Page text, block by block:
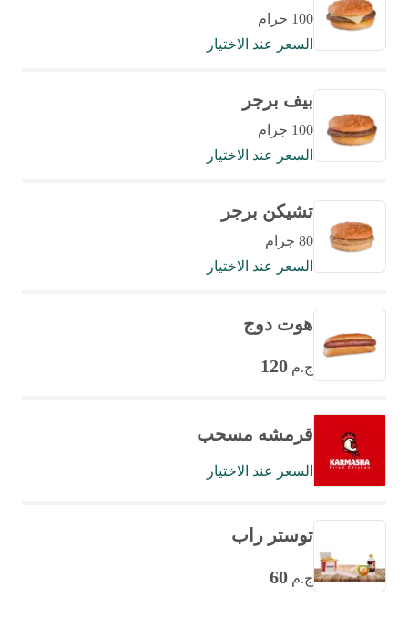
100 جرام
السعر عند الاختيار
بيف برجر
100 جرام
السعر عند الاختيار
تشيكن برجر
80 جرام
السعر عند الاختيار
هوت دوج
ج.م 120
قرمشه مسحب
السعر عند الاختيار
توستر راب
ج.م 60